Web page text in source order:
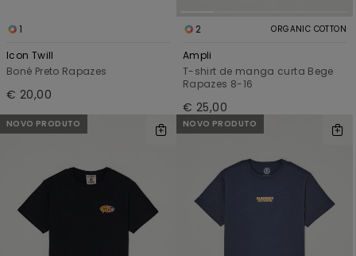
1
Icon Twill
Boné Preto Rapazes
€ 20,00
2 ORGANIC COTTON
Ampli
T-shirt de manga curta Bege
Rapazes 8-16
€ 25,00
NOVO PRODUTO NOVO PRODUTO